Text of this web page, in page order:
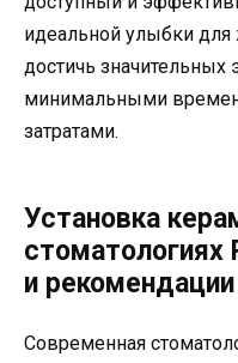
идеальной улыбки для
достичь значительных
минимальными
затратами.
Установка
стоматологиях
и рекомендации
Современная